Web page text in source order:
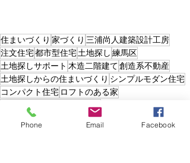
住まいづくり 家づくり 三浦尚人建築設計工房
注文住宅都市型住宅土地探し 練馬区
土地探しサポート 木造二階建て創造系不動産
土地探しからの住まいづくり シンプルモダン住宅
コンパクト住宅 ロフトのある家
キャットウォークのある家
土地探し
住まいづくり
Phone Email Facebook